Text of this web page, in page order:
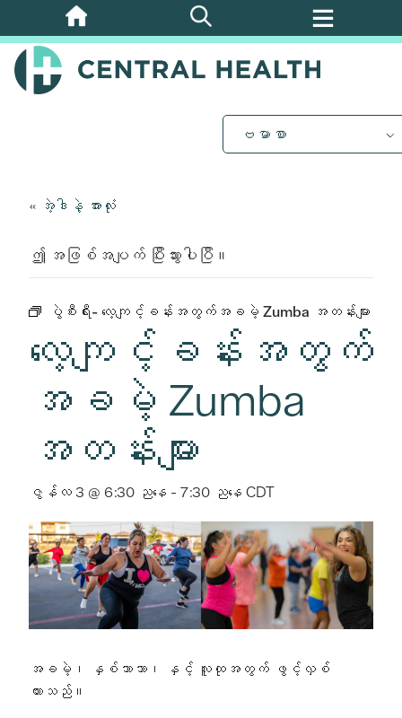
အဓိက
အကြောင်းအရာ
သို့
ဗမာစာ
« အဲ့ဒါနဲ့ အားလုံး
ဤ အဖြစ်အပျက် ပြီးသွားပါပြီ။
ပွဲစီးရီး- လေ့ကျင့်ခန်းအတွက်အခမဲ့ Zumba အတန်းများ
လေ့ကျင့်ခန်းအတွက်
အခမဲ့ Zumba
အတန်းများ
ဇွန်လ 3 @ 6:30 ညနေ - 7:30 ညနေ CDT
အခမဲ့၊ နှစ်ဘာသာ၊ နှင့် လူထုအတွက် ဖွင့်လှစ်
ထားသည်။